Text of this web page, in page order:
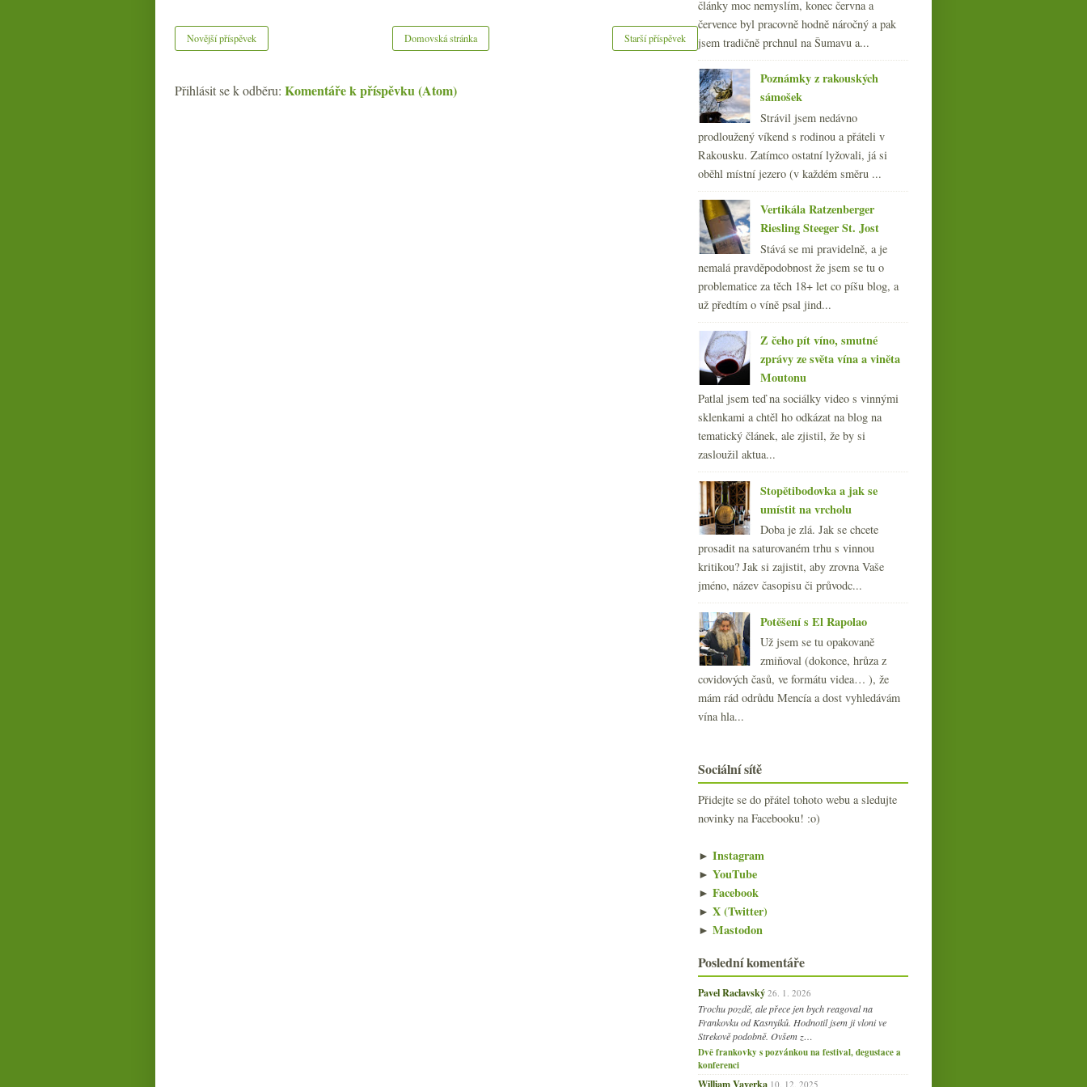
Novější příspěvek Starší příspěvek
Domovská stránka
Přihlásit se k odběru: Komentáře k příspěvku (Atom)
články moc nemyslím, konec června a
července byl pracovně hodně náročný a pak
jsem tradičně prchnul na Šumavu a...
Poznámky z rakouských
sámošek
Strávil jsem nedávno
prodloužený víkend s rodinou a přáteli v
Rakousku. Zatímco ostatní lyžovali, já si
oběhl místní jezero (v každém směru ...
Vertikála Ratzenberger
Riesling Steeger St. Jost
Stává se mi pravidelně, a je
nemalá pravděpodobnost že jsem se tu o
problematice za těch 18+ let co píšu blog, a
už předtím o víně psal jind...
Z čeho pít víno, smutné
zprávy ze světa vína a viněta
Moutonu
Patlal jsem teď na sociálky video s vinnými
sklenkami a chtěl ho odkázat na blog na
tematický článek, ale zjistil, že by si
zasloužil aktua...
Stopětibodovka a jak se
umístit na vrcholu
Doba je zlá. Jak se chcete
prosadit na saturovaném trhu s vinnou
kritikou? Jak si zajistit, aby zrovna Vaše
jméno, název časopisu či průvodc...
Potěšení s El Rapolao
Už jsem se tu opakovaně
zmiňoval (dokonce, hrůza z
covidových časů, ve formátu videa… ), že
mám rád odrůdu Mencía a dost vyhledávám
vína hla...
Sociální sítě
Přidejte se do přátel tohoto webu a sledujte
novinky na Facebooku! :o)
► Instagram
► YouTube
► Facebook
► X (Twitter)
► Mastodon
Poslední komentáře
Pavel Raclavský 26. 1. 2026
Trochu pozdě, ale přece jen bych reagoval na
Frankovku od Kasnyiků. Hodnotil jsem ji vloni ve
Strekově podobně. Ovšem z…
Dvě frankovky s pozvánkou na festival, degustace a
konferenci
William Vaverka 10. 12. 2025